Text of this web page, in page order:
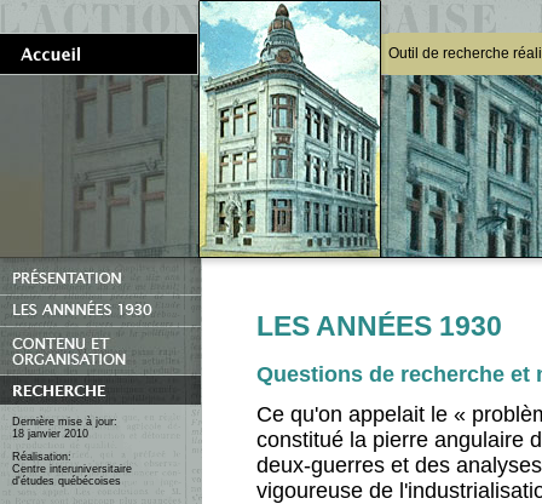
Outil de recherche
Dernière mise à jour:
18 janvier 2010
Réalisation:
Centre interuniversitaire
d'études québécoises
LES ANNÉES 1930
Questions de recherche et
Ce qu'on appelait le «
constitué la pierre angulaire
deux-guerres et des
vigoureuse de